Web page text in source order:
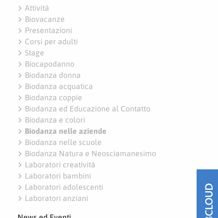
navigate_next Attività
navigate_next Biovacanze
navigate_next Presentazioni
navigate_next Corsi per adulti
navigate_next Stage
navigate_next Biocapodanno
navigate_next Biodanza donna
navigate_next Biodanza acquatica
navigate_next Biodanza coppie
navigate_next Biodanza ed Educazione al Contatto
navigate_next Biodanza e colori
navigate_next Biodanza nelle aziende
navigate_next Biodanza nelle scuole
navigate_next Biodanza Natura e Neosciamanesimo
navigate_next Laboratori creatività
navigate_next Laboratori bambini
navigate_next Laboratori adolescenti
navigate_next Laboratori anziani